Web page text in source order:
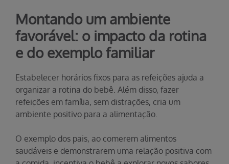
Montando um ambiente
favorável: o impacto da rotina
e do exemplo familiar
Estabelecer horários fixos para as refeições ajuda a
organizar a rotina do bebê. Além disso, fazer
refeições em família, sem distrações, cria um
ambiente positivo para a alimentação.
O exemplo dos pais, ao comerem alimentos
saudáveis e demonstrarem uma relação positiva com